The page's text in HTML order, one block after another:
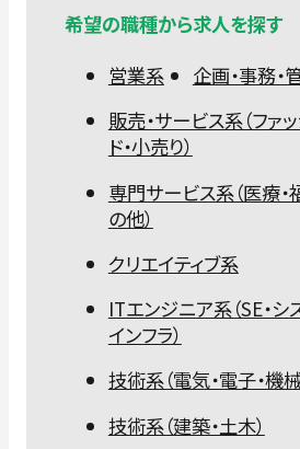
希望の職種から求人を探す
営業系
企画・事務・
販売・サービス系（ファ
ド・小売り）
専門サービス系（医療・
の他）
クリエイティブ系
ITエンジニア系（SE・シ
インフラ）
技術系（電気・電子・機械
技術系（建築・土木）